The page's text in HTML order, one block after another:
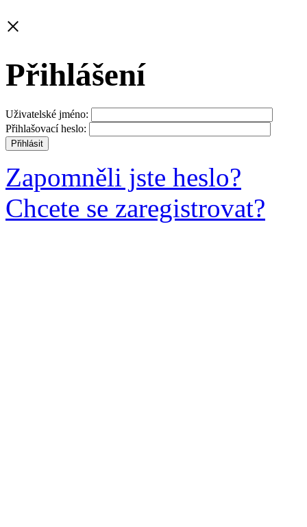
×
Přihlášení
Uživatelské jméno:
Přihlašovací heslo:
Zapomněli jste heslo?
Chcete se zaregistrovat?